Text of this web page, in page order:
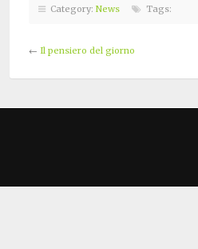
Category: News Tags:
← Il pensiero del giorno